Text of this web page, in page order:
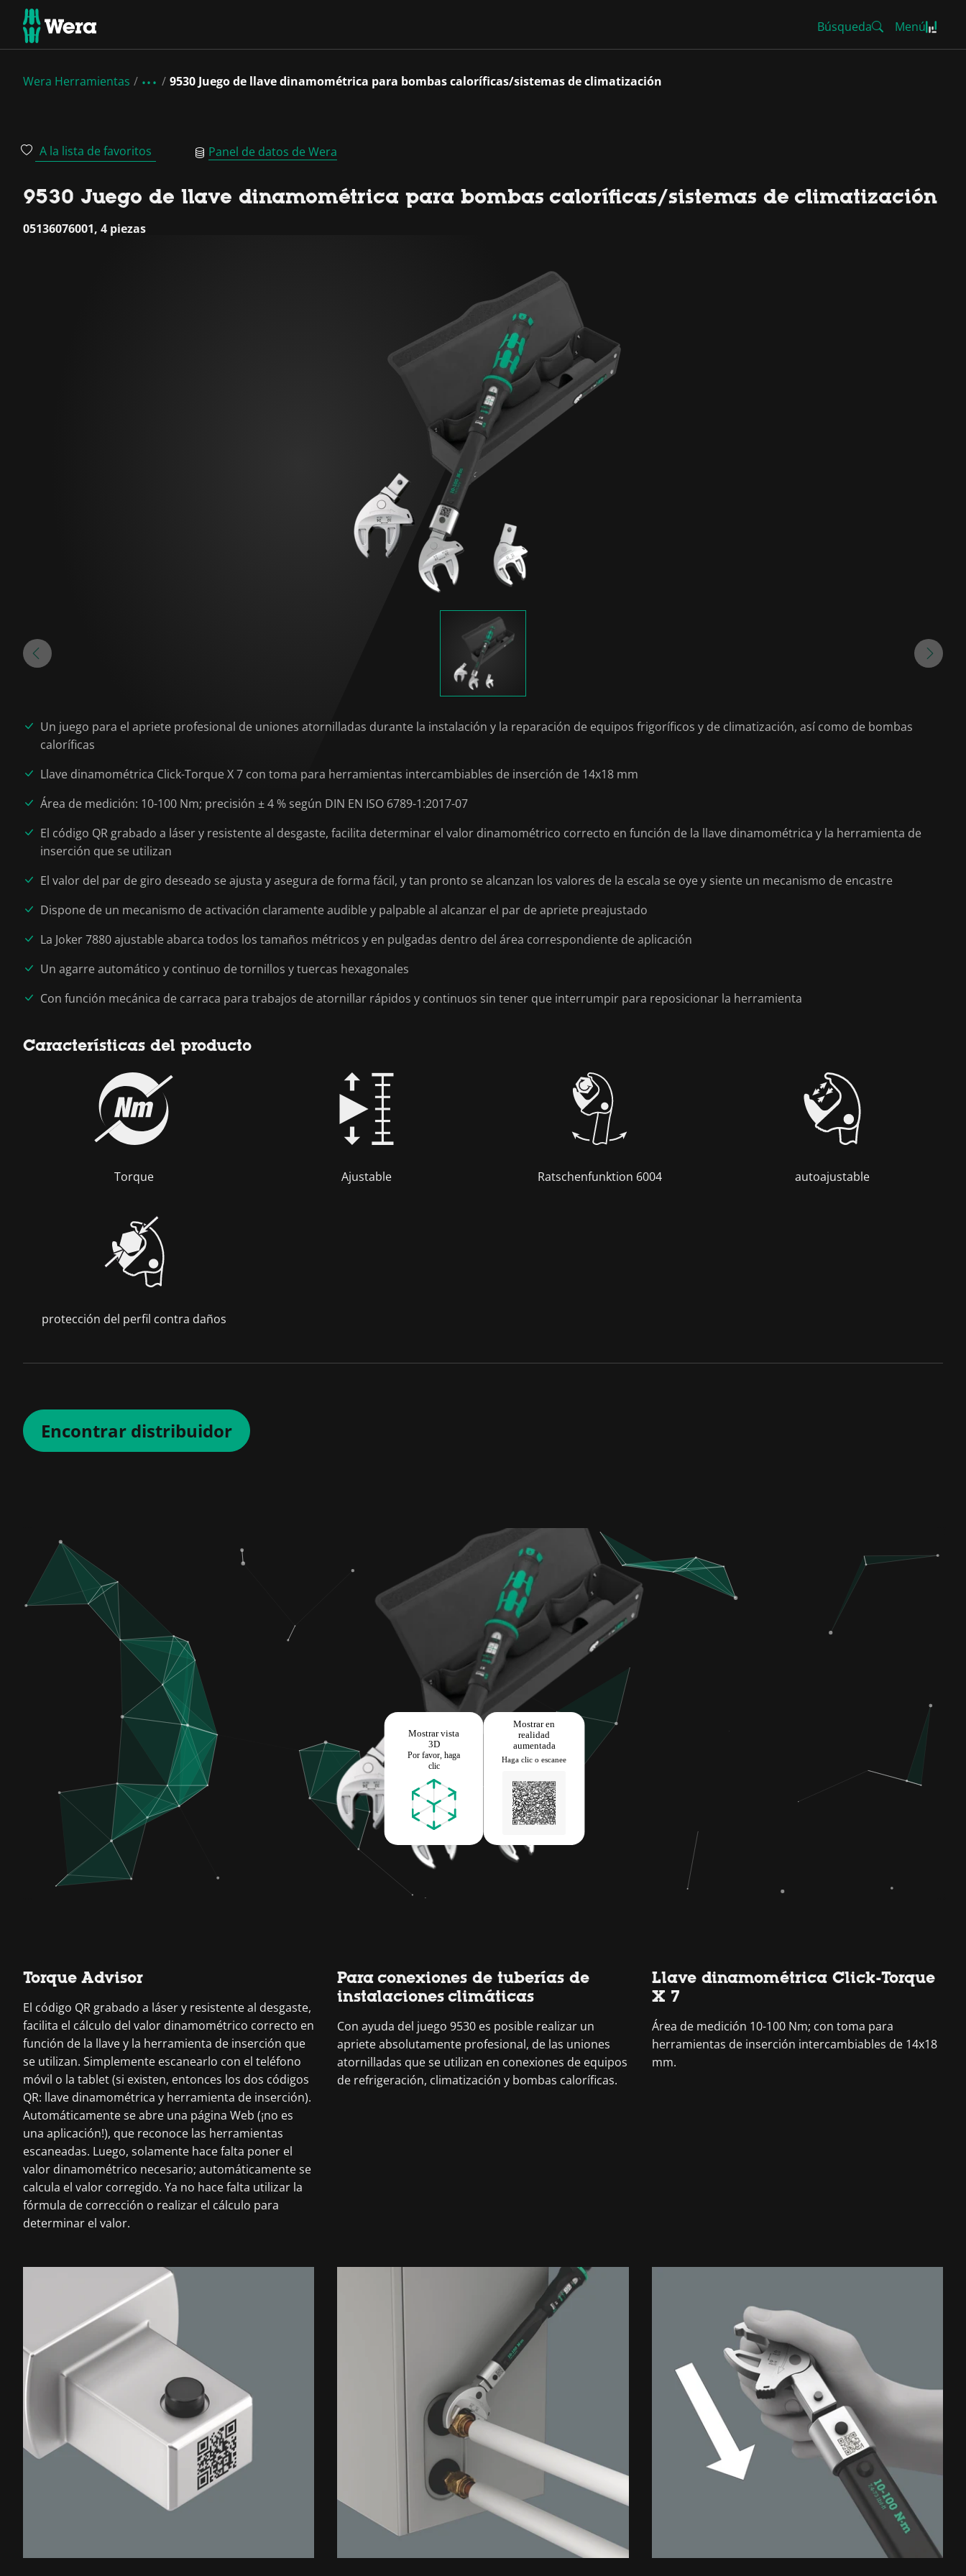
Búsqueda Menú
Wera Herramientas 9530 Juego de llave dinamométrica para bombas caloríficas/sistemas de climatización
A la lista de favoritos Panel de datos de Wera
9530 Juego de llave dinamométrica para bombas caloríficas/sistemas de climatización
05136076001, 4 piezas
Un juego para el apriete profesional de uniones atornilladas durante la instalación y la reparación de equipos frigoríficos y de climatización, así como de bombas
caloríficas
Llave dinamométrica Click-Torque X 7 con toma para herramientas intercambiables de inserción de 14x18 mm
Área de medición: 10-100 Nm; precisión ± 4 % según DIN EN ISO 6789-1:2017-07
El código QR grabado a láser y resistente al desgaste, facilita determinar el valor dinamométrico correcto en función de la llave dinamométrica y la herramienta de
inserción que se utilizan
El valor del par de giro deseado se ajusta y asegura de forma fácil, y tan pronto se alcanzan los valores de la escala se oye y siente un mecanismo de encastre
Dispone de un mecanismo de activación claramente audible y palpable al alcanzar el par de apriete preajustado
La Joker 7880 ajustable abarca todos los tamaños métricos y en pulgadas dentro del área correspondiente de aplicación
Un agarre automático y continuo de tornillos y tuercas hexagonales
Con función mecánica de carraca para trabajos de atornillar rápidos y continuos sin tener que interrumpir para reposicionar la herramienta
Características del producto
Torque Ajustable Ratschenfunktion 6004 autoajustable
protección del perfil contra daños
Encontrar distribuidor
Torque Advisor
El código QR grabado a láser y resistente al desgaste,
facilita el cálculo del valor dinamométrico correcto en
función de la llave y la herramienta de inserción que
se utilizan. Simplemente escanearlo con el teléfono
móvil o la tablet (si existen, entonces los dos códigos
QR: llave dinamométrica y herramienta de inserción).
Automáticamente se abre una página Web (¡no es
una aplicación!), que reconoce las herramientas
escaneadas. Luego, solamente hace falta poner el
valor dinamométrico necesario; automáticamente se
calcula el valor corregido. Ya no hace falta utilizar la
fórmula de corrección o realizar el cálculo para
determinar el valor.
Para conexiones de tuberías de
instalaciones climáticas
Con ayuda del juego 9530 es posible realizar un
apriete absolutamente profesional, de las uniones
atornilladas que se utilizan en conexiones de equipos
de refrigeración, climatización y bombas caloríficas.
Llave dinamométrica Click-Torque
X 7
Área de medición 10-100 Nm; con toma para
herramientas de inserción intercambiables de 14x18
mm.